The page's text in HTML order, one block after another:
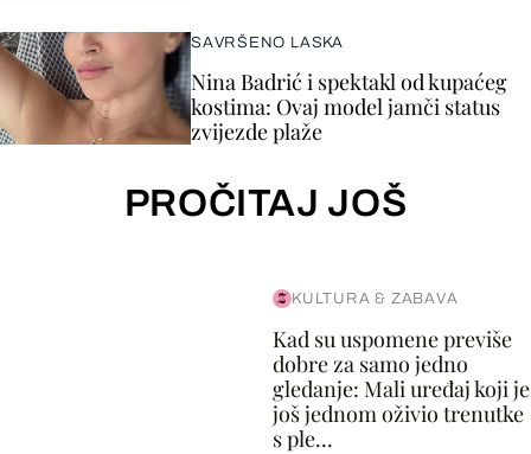
SAVRŠENO LASKA
Nina Badrić i spektakl od kupaćeg
kostima: Ovaj model jamči status
zvijezde plaže
PROČITAJ JOŠ
KULTURA & ZABAVA
Kad su uspomene previše
dobre za samo jedno
gledanje: Mali uređaj koji je
još jednom oživio trenutke
s ple...